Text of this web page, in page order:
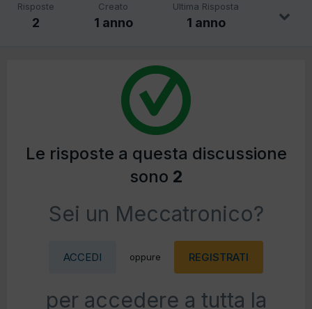
Risposte
2
Creato
1 anno
Ultima Risposta
1 anno
Le risposte a questa discussione
sono 2
Sei un Meccatronico?
ACCEDI oppure REGISTRATI
per accedere a tutta la